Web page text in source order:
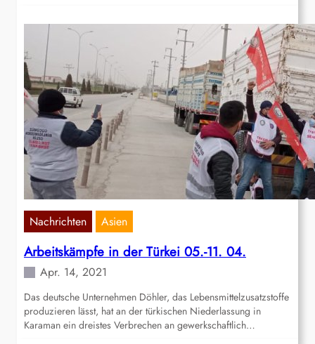
Nachrichten Asien
Arbeitskämpfe in der Türkei 05.-11. 04.
Apr. 14, 2021
Das deutsche Unternehmen Döhler, das Lebensmittelzusatzstoffe
produzieren lässt, hat an der türkischen Niederlassung in
Karaman ein dreistes Verbrechen an gewerkschaftlich…